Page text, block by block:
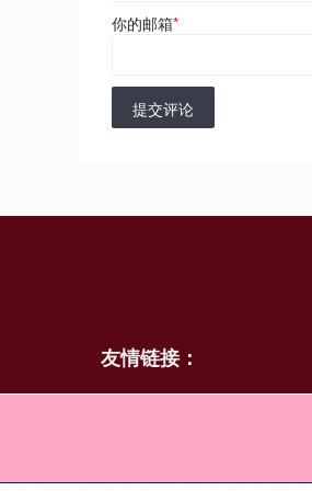
你的邮箱*
提交评论
友情链接：